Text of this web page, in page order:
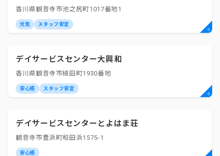
香川県観音寺市池之尻町1017番地1
元気 スタッフ安定
デイサービスセンター大興和
香川県観音寺市植田町1930番地
安心感 スタッフ安定
デイサービスセンターとよはま荘
観音寺市豊浜町和田浜1575-1
安心感